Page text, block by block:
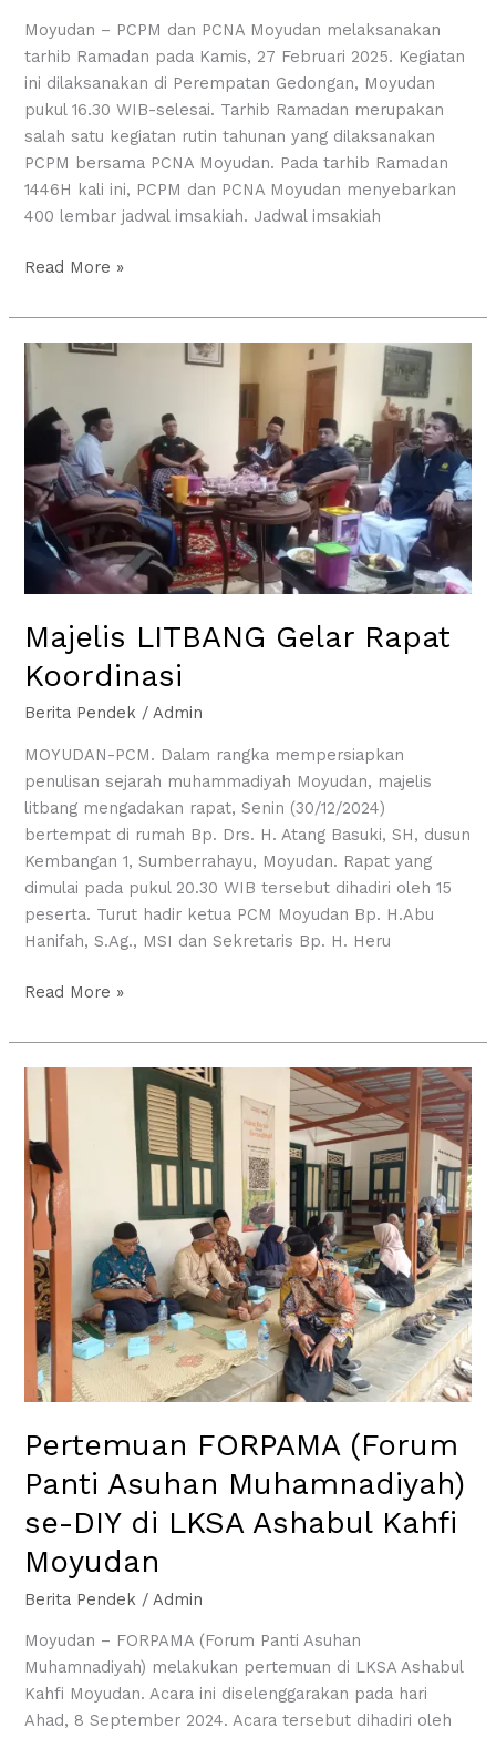
Moyudan – PCPM dan PCNA Moyudan melaksanakan
tarhib Ramadan pada Kamis, 27 Februari 2025. Kegiatan
ini dilaksanakan di Perempatan Gedongan, Moyudan
pukul 16.30 WIB-selesai. Tarhib Ramadan merupakan
salah satu kegiatan rutin tahunan yang dilaksanakan
PCPM bersama PCNA Moyudan. Pada tarhib Ramadan
1446H kali ini, PCPM dan PCNA Moyudan menyebarkan
400 lembar jadwal imsakiah. Jadwal imsakiah
Read More »
Majelis LITBANG Gelar Rapat
Koordinasi
Berita Pendek /Admin
MOYUDAN-PCM. Dalam rangka mempersiapkan
penulisan sejarah muhammadiyah Moyudan, majelis
litbang mengadakan rapat, Senin (30/12/2024)
bertempat di rumah Bp. Drs. H. Atang Basuki, SH, dusun
Kembangan 1, Sumberrahayu, Moyudan. Rapat yang
dimulai pada pukul 20.30 WIB tersebut dihadiri oleh 15
peserta. Turut hadir ketua PCM Moyudan Bp. H.Abu
Hanifah, S.Ag., MSI dan Sekretaris Bp. H. Heru
Majelis
Gelar
Rapat
Koordinasi
Read More »
Pertemuan FORPAMA (Forum
Panti Asuhan Muhamnadiyah)
se-DIY di LKSA Ashabul Kahfi
Moyudan
Berita Pendek /Admin
Moyudan – FORPAMA (Forum Panti Asuhan
Muhamnadiyah) melakukan pertemuan di LKSA Ashabul
Kahfi Moyudan. Acara ini diselenggarakan pada hari
Ahad, 8 September 2024. Acara tersebut dihadiri oleh
Pertemuan
FORPAMA
(Forum
Panti
Asuhan
Muhamnadiyah)
se-
DIY
di
LKSA
Ashabul
Kahfi
Moyudan